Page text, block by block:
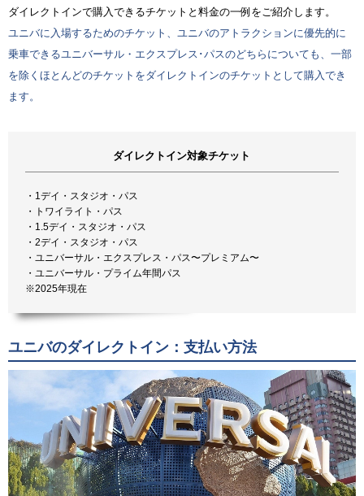
ダイレクトインで購入できるチケットと料金の一例をご紹介します。
ユニバに入場するためのチケット、ユニバのアトラクションに優先的に
乗車できるユニバーサル・エクスプレス･パスのどちらについても、一部
を除くほとんどのチケットをダイレクトインのチケットとして購入でき
ます。
ダイレクトイン対象チケット
・1デイ・スタジオ・パス
・トワイライト・パス
・1.5デイ・スタジオ・パス
・2デイ・スタジオ・パス
・ユニバーサル・エクスプレス・パス〜プレミアム〜
・ユニバーサル・プライム年間パス
※2025年現在
ユニバのダイレクトイン：支払い方法